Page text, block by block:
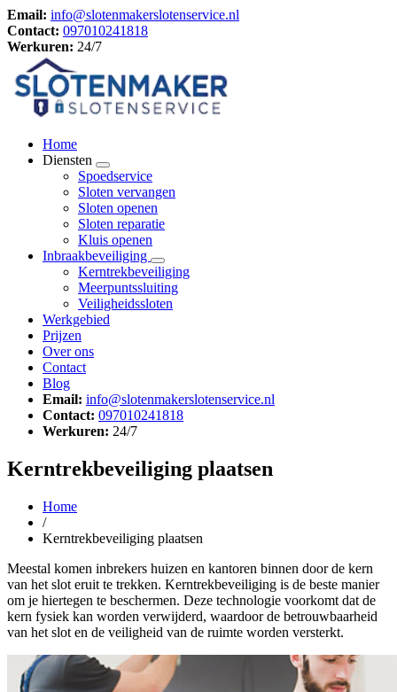
Email: info@slotenmakerslotenservice.nl
Contact: 097010241818
Werkuren: 24/7
Home
Diensten
Spoedservice
Sloten vervangen
Sloten openen
Sloten reparatie
Kluis openen
Inbraakbeveiliging
Kerntrekbeveiliging
Meerpuntssluiting
Veiligheidssloten
Werkgebied
Prijzen
Over ons
Contact
Blog
Email: info@slotenmakerslotenservice.nl
Contact: 097010241818
Werkuren: 24/7
Kerntrekbeveiliging plaatsen
Home
/
Kerntrekbeveiliging plaatsen
Meestal komen inbrekers huizen en kantoren binnen door de kern
van het slot eruit te trekken. Kerntrekbeveiliging is de beste manier
om je hiertegen te beschermen. Deze technologie voorkomt dat de
kern fysiek kan worden verwijderd, waardoor de betrouwbaarheid
van het slot en de veiligheid van de ruimte worden versterkt.